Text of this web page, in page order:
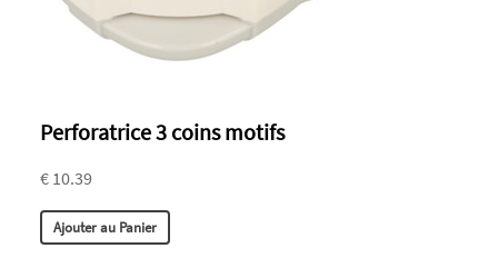
Perforatrice 3 coins motifs
€ 10.39
Ajouter au Panier